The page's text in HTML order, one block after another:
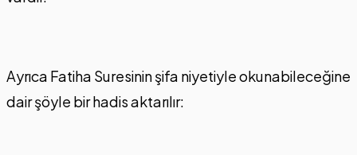
Ayrıca Fatiha Suresinin şifa niyetiyle okunabileceğine
dair şöyle bir hadis aktarılır: